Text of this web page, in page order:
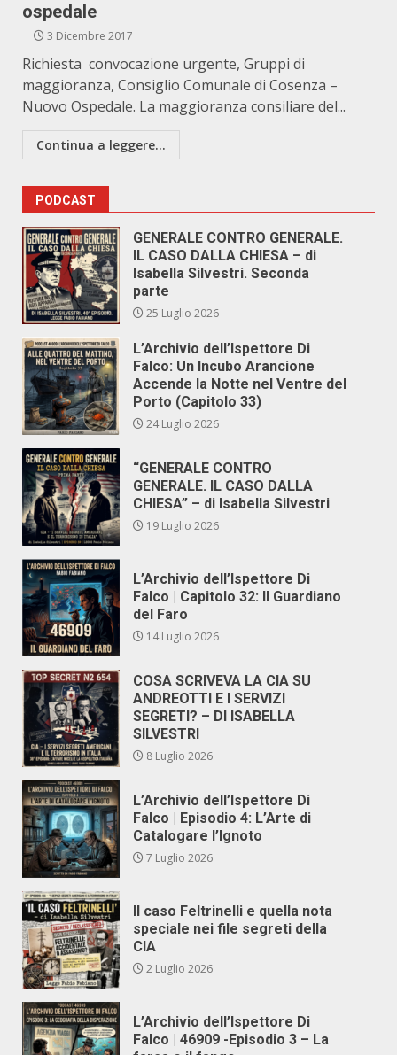
ospedale
3 Dicembre 2017
Richiesta convocazione urgente, Gruppi di
maggioranza, Consiglio Comunale di Cosenza –
Nuovo Ospedale. La maggioranza consiliare del...
Continua a leggere...
PODCAST
GENERALE CONTRO GENERALE.
IL CASO DALLA CHIESA – di
Isabella Silvestri. Seconda
parte
25 Luglio 2026
L’Archivio dell’Ispettore Di
Falco: Un Incubo Arancione
Accende la Notte nel Ventre del
Porto (Capitolo 33)
24 Luglio 2026
“GENERALE CONTRO
GENERALE. IL CASO DALLA
CHIESA” – di Isabella Silvestri
19 Luglio 2026
L’Archivio dell’Ispettore Di
Falco | Capitolo 32: Il Guardiano
del Faro
14 Luglio 2026
COSA SCRIVEVA LA CIA SU
ANDREOTTI E I SERVIZI
SEGRETI? – DI ISABELLA
SILVESTRI
8 Luglio 2026
L’Archivio dell’Ispettore Di
Falco | Episodio 4: L’Arte di
Catalogare l’Ignoto
7 Luglio 2026
Il caso Feltrinelli e quella nota
speciale nei file segreti della
CIA
2 Luglio 2026
L’Archivio dell’Ispettore Di
Falco | 46909 -Episodio 3 – La